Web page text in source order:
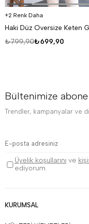
2 Renk Daha
₺699,90
₺799,90
Bültenimize
Trendler, kampanyalar ve
Üyelik koşullarını ve
ediyorum.
KURUMSAL